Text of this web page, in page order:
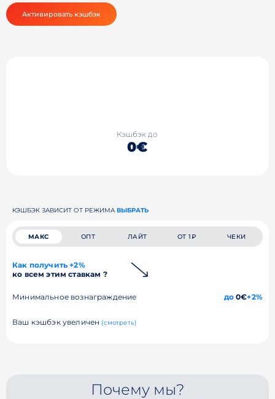
Активировать кэшбэк
Кэшбэк до
0€
КЭШБЭК ЗАВИСИТ ОТ РЕЖИМА ВЫБРАТЬ
МАКС ОПТ ЛАЙТ ОТ 1₽ ЧЕКИ
Как получить +2%
ко всем этим ставкам ?
Минимальное вознаграждение до0€+2%
Ваш кэшбэк увеличен (смотреть)
Почему мы?